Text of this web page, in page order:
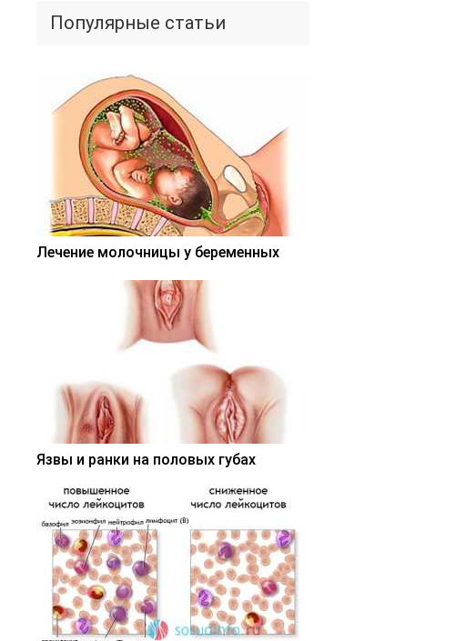
Популярные статьи
Лечение молочницы у беременных
Язвы и ранки на половых губах